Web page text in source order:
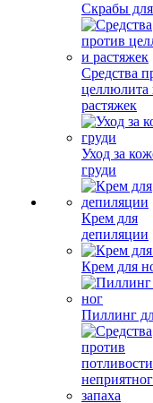
Скрабы для
Средства
целлюлита
растяжек
Уход за
груди
Крем для
депиляции
Крем для
Пиллинг